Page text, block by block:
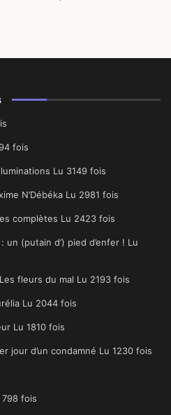
fois
Lu 3149 fois
N’Débéka Lu 2981 fois
complètes Lu 2423 fois
un (putain d’) pied d’enfer ! Lu
fleurs du mal Lu 2193 fois
Lu 2044 fois
Lu 1810 fois
jour d’un condamné Lu 1230 fois
798 fois